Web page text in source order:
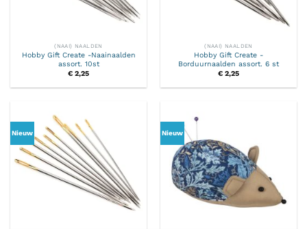
(NAAI) NAALDEN
Hobby Gift Create -Naainaalden
assort. 10st
€ 2,25
(NAAI) NAALDEN
Hobby Gift Create -
Borduurnaalden assort. 6 st
€ 2,25
Nieuw Nieuw